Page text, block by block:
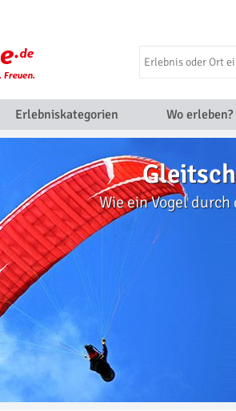
Erlebniskategorien Wo erleben?
Wie ein Vogel